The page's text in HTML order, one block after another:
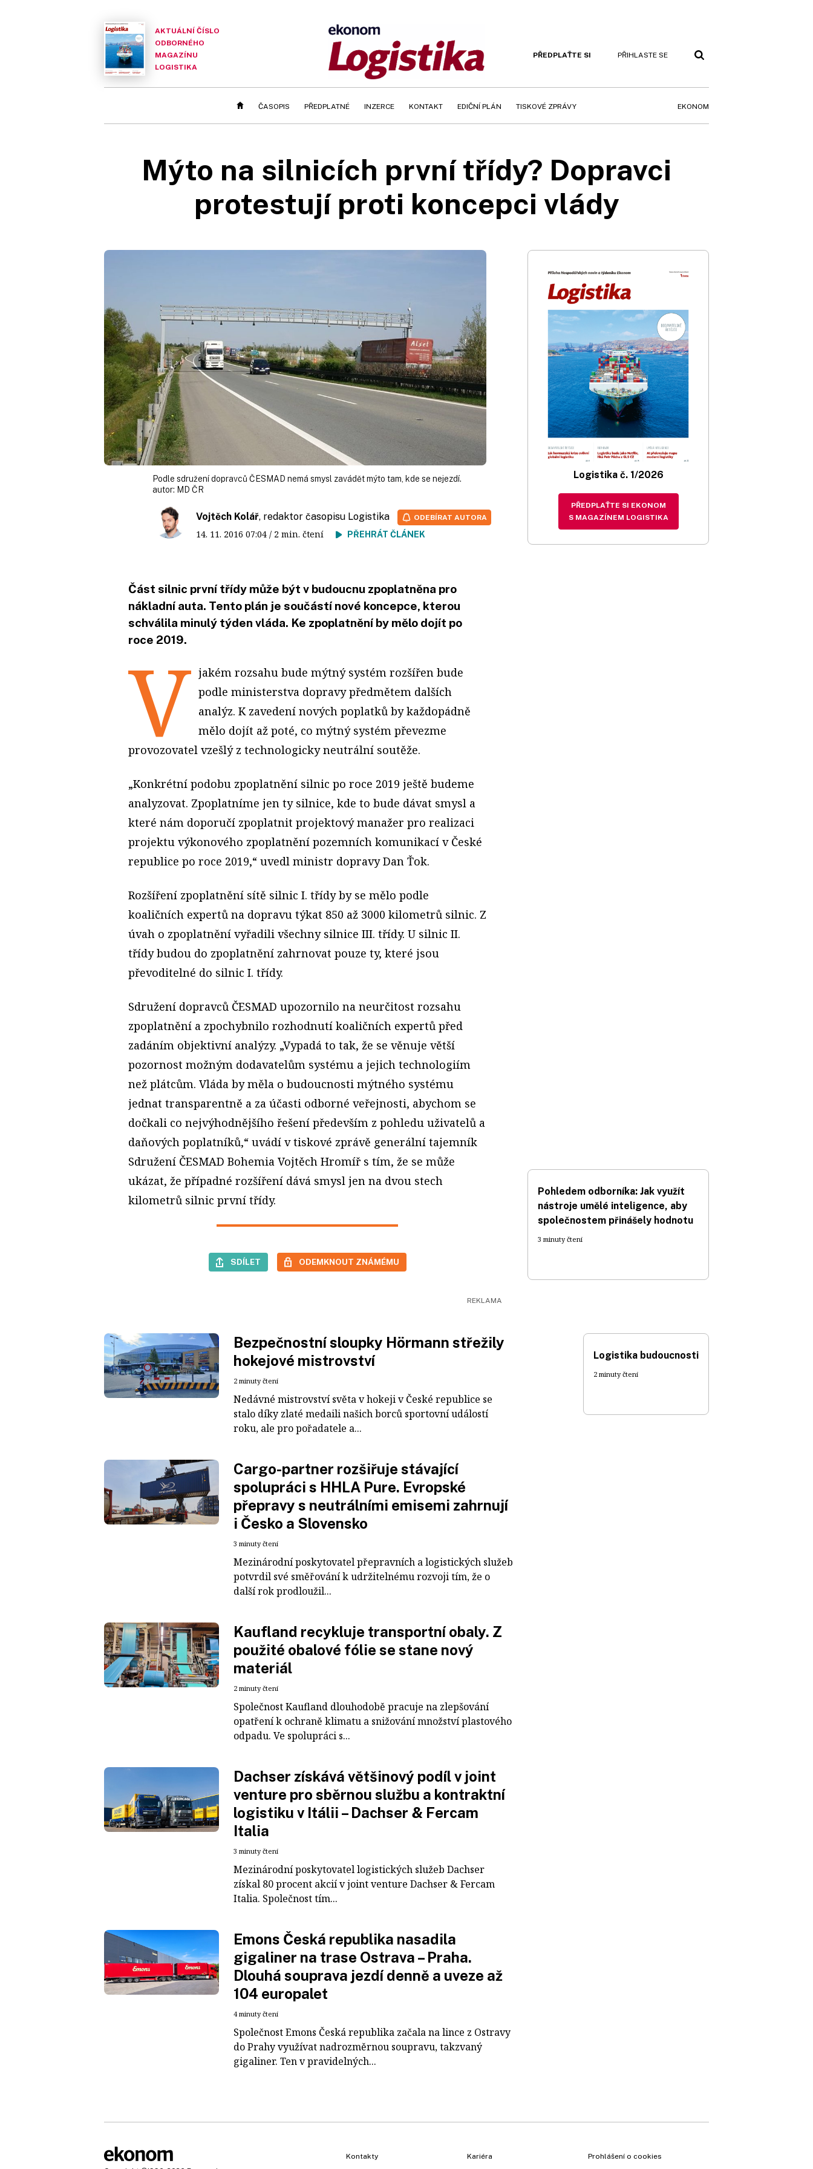
AKTUÁLNÍ ČÍSLO
ODBORNÉHO
MAGAZÍNU
LOGISTIKA
PŘEDPLAŤTE SI PŘIHLASTE SE
ČASOPIS PŘEDPLATNÉ INZERCE KONTAKT EDIČNÍ PLÁN TISKOVÉ ZPRÁVY EKONOM
Mýto na silnicích první třídy? Dopravci
protestují proti koncepci vlády
Podle sdružení dopravců ČESMAD nemá smysl zavádět mýto tam, kde se nejezdí.
autor: MD ČR
Vojtěch Kolář, redaktor časopisu Logistika
14. 11. 2016 07:04 / 2 min. čtení PŘEHRÁT ČLÁNEK
ODEBÍRAT AUTORA
Část silnic první třídy může být v budoucnu zpoplatněna pro
nákladní auta. Tento plán je součástí nové koncepce, kterou
schválila minulý týden vláda. Ke zpoplatnění by mělo dojít po
roce 2019.
V jakém rozsahu bude mýtný systém rozšířen bude
podle ministerstva dopravy předmětem dalších
analýz. K zavedení nových poplatků by každopádně
mělo dojít až poté, co mýtný systém převezme
provozovatel vzešlý z technologicky neutrální soutěže.
„Konkrétní podobu zpoplatnění silnic po roce 2019 ještě budeme
analyzovat. Zpoplatníme jen ty silnice, kde to bude dávat smysl a
které nám doporučí zpoplatnit projektový manažer pro realizaci
projektu výkonového zpoplatnění pozemních komunikací v České
republice po roce 2019,“ uvedl ministr dopravy Dan Ťok.
Rozšíření zpoplatnění sítě silnic I. třídy by se mělo podle
koaličních expertů na dopravu týkat 850 až 3000 kilometrů silnic. Z
úvah o zpoplatnění vyřadili všechny silnice III. třídy. U silnic II.
třídy budou do zpoplatnění zahrnovat pouze ty, které jsou
převoditelné do silnic I. třídy.
Sdružení dopravců ČESMAD upozornilo na neurčitost rozsahu
zpoplatnění a zpochybnilo rozhodnutí koaličních expertů před
zadáním objektivní analýzy. „Vypadá to tak, že se věnuje větší
pozornost možným dodavatelům systému a jejich technologiím
než plátcům. Vláda by měla o budoucnosti mýtného systému
jednat transparentně a za účasti odborné veřejnosti, abychom se
dočkali co nejvýhodnějšího řešení především z pohledu uživatelů a
daňových poplatníků,“ uvádí v tiskové zprávě generální tajemník
Sdružení ČESMAD Bohemia Vojtěch Hromíř s tím, že se může
ukázat, že případné rozšíření dává smysl jen na dvou stech
kilometrů silnic první třídy.
SDÍLET ODEMKNOUT ZNÁMÉMU
Logistika č. 1/2026
PŘEDPLAŤTE SI EKONOM
S MAGAZÍNEM LOGISTIKA
Pohledem odborníka: Jak využít
nástroje umělé inteligence, aby
společnostem přinášely hodnotu
3 minuty čtení
Bezpečnostní sloupky Hörmann střežily
hokejové mistrovství
2 minuty čtení
Nedávné mistrovství světa v hokeji v České republice se
stalo díky zlaté medaili našich borců sportovní událostí
roku, ale pro pořadatele a...
Cargo-partner rozšiřuje stávající
spolupráci s HHLA Pure. Evropské
přepravy s neutrálními emisemi zahrnují
i Česko a Slovensko
3 minuty čtení
Mezinárodní poskytovatel přepravních a logistických služeb
potvrdil své směřování k udržitelnému rozvoji tím, že o
další rok prodloužil...
Kaufland recykluje transportní obaly. Z
použité obalové fólie se stane nový
materiál
2 minuty čtení
Společnost Kaufland dlouhodobě pracuje na zlepšování
opatření k ochraně klimatu a snižování množství plastového
odpadu. Ve spolupráci s...
Dachser získává většinový podíl v joint
venture pro sběrnou službu a kontraktní
logistiku v Itálii – Dachser & Fercam
Italia
3 minuty čtení
Mezinárodní poskytovatel logistických služeb Dachser
získal 80 procent akcií v joint venture Dachser & Fercam
Italia. Společnost tím...
Emons Česká republika nasadila
gigaliner na trase Ostrava – Praha.
Dlouhá souprava jezdí denně a uveze až
104 europalet
4 minuty čtení
Společnost Emons Česká republika začala na lince z Ostravy
do Prahy využívat nadrozměrnou soupravu, takzvaný
gigaliner. Ten v pravidelných...
Logistika budoucnosti
2 minuty čtení
Kontakty
Kariéra
Prohlášení o cookies